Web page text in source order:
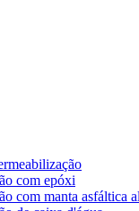
com epóxi
com manta asfáltica